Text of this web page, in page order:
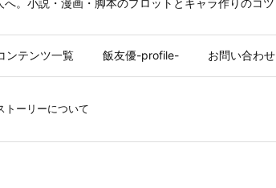
へ。小説・漫画・脚本のプロットとキャラ作りのコツ
ンテンツ一覧 飯友優-profile- お問い合わせ
トーリーについて